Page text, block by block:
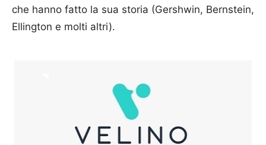
che hanno fatto la sua storia (Gershwin, Bernstein,
Ellington e molti altri).